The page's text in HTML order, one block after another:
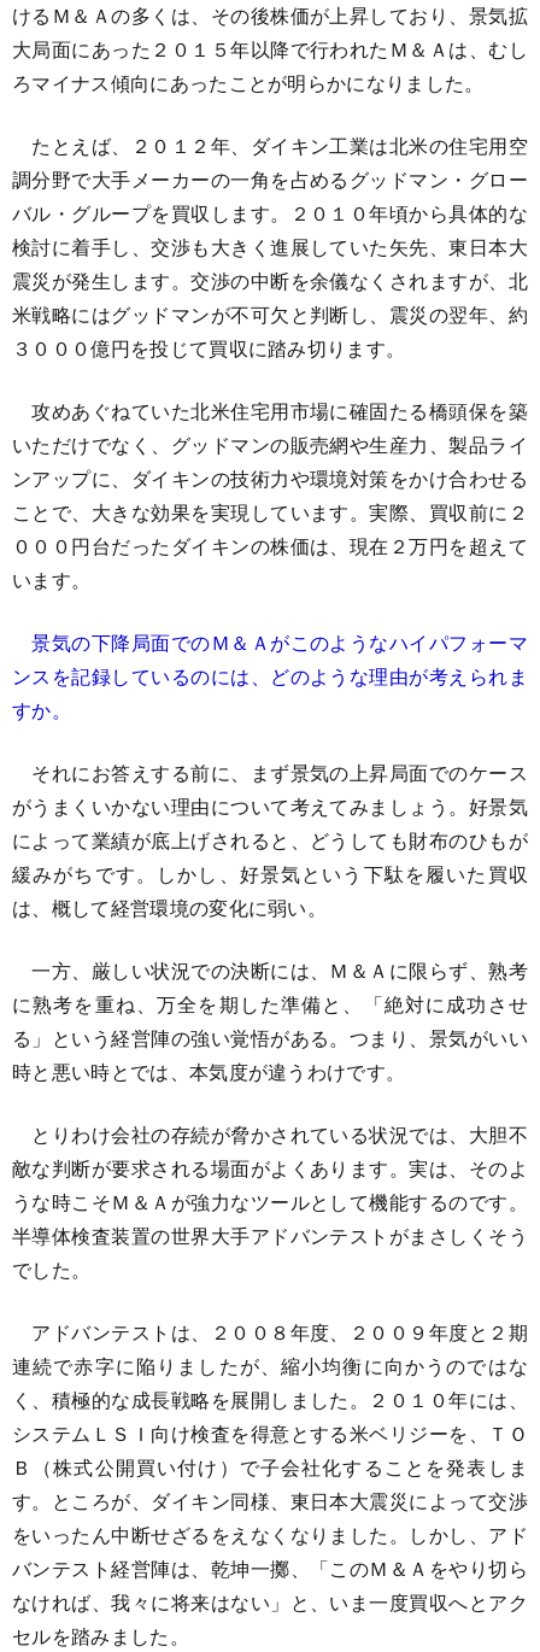
けるＭ＆Ａの多くは、その後株価が上昇しており、景気拡
大局面にあった２０１５年以降で行われたＭ＆Ａは、むし
ろマイナス傾向にあったことが明らかになりました。
たとえば、２０１２年、ダイキン工業は北米の住宅用空
調分野で大手メーカーの一角を占めるグッドマン・グロー
バル・グループを買収します。２０１０年頃から具体的な
検討に着手し、交渉も大きく進展していた矢先、東日本大
震災が発生します。交渉の中断を余儀なくされますが、北
米戦略にはグッドマンが不可欠と判断し、震災の翌年、約
３０００億円を投じて買収に踏み切ります。
攻めあぐねていた北米住宅用市場に確固たる橋頭保を築
いただけでなく、グッドマンの販売網や生産力、製品ライ
ンアップに、ダイキンの技術力や環境対策をかけ合わせる
ことで、大きな効果を実現しています。実際、買収前に２
０００円台だったダイキンの株価は、現在２万円を超えて
います。
景気の下降局面でのＭ＆Ａがこのようなハイパフォーマ
ンスを記録しているのには、どのような理由が考えられま
すか。
それにお答えする前に、まず景気の上昇局面でのケース
がうまくいかない理由について考えてみましょう。好景気
によって業績が底上げされると、どうしても財布のひもが
緩みがちです。しかし、好景気という下駄を履いた買収
は、概して経営環境の変化に弱い。
一方、厳しい状況での決断には、Ｍ＆Ａに限らず、熟考
に熟考を重ね、万全を期した準備と、「絶対に成功させ
る」という経営陣の強い覚悟がある。つまり、景気がいい
時と悪い時とでは、本気度が違うわけです。
とりわけ会社の存続が脅かされている状況では、大胆不
敵な判断が要求される場面がよくあります。実は、そのよ
うな時こそＭ＆Ａが強力なツールとして機能するのです。
半導体検査装置の世界大手アドバンテストがまさしくそう
でした。
アドバンテストは、２００８年度、２００９年度と２期
連続で赤字に陥りましたが、縮小均衡に向かうのではな
く、積極的な成長戦略を展開しました。２０１０年には、
システムＬＳＩ向け検査を得意とする米ベリジーを、ＴＯ
Ｂ（株式公開買い付け）で子会社化することを発表しま
す。ところが、ダイキン同様、東日本大震災によって交渉
をいったん中断せざるをえなくなりました。しかし、アド
バンテスト経営陣は、乾坤一擲、「このＭ＆Ａをやり切ら
なければ、我々に将来はない」と、いま一度買収へとアク
セルを踏みました。